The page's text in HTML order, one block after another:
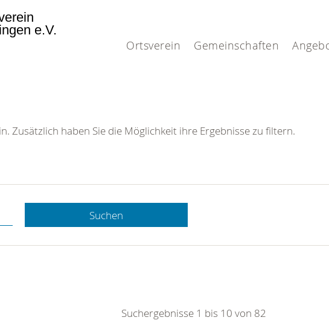
Ortsverein Gemeinschaften
e.V.
Hotline.
gerne.
Zusätzlich haben Sie die Möglichkeit ihre Ergebnisse zu filtern.
Suchen
Suchergebnisse 1 bis 10 von 82